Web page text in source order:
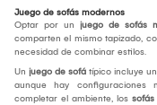
Juego de sofás modernos
Optar por un juego de sofás
comparten el mismo tapizado,
necesidad de combinar estilos.
Un juego de sofá típico incluye
aunque hay configuraciones
completar el ambiente, los sofás